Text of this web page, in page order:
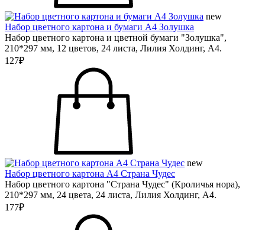
new
Набор цветного картона и бумаги А4 Золушка
Набор цветного картона и цветной бумаги "Золушка",
210*297 мм, 12 цветов, 24 листа, Лилия Холдинг, А4.
127₽
new
Набор цветного картона А4 Страна Чудес
Набор цветного картона "Страна Чудес" (Кроличья нора),
210*297 мм, 24 цвета, 24 листа, Лилия Холдинг, А4.
177₽